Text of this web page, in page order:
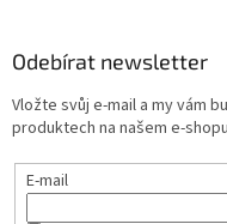
Odebírat newsletter
Vložte svůj e-mail a my vám
produktech na našem e-
E-mail